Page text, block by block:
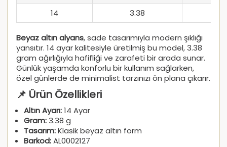
14
3.38
Beyaz altın alyans, sade tasarımıyla modern şıklığı
yansıtır. 14 ayar kalitesiyle üretilmiş bu model, 3.38
gram ağırlığıyla hafifliği ve zarafeti bir arada sunar.
Günlük yaşamda konforlu bir kullanım sağlarken,
özel günlerde de minimalist tarzınızı ön plana çıkarır.
📌 Ürün Özellikleri
Altın Ayarı:14 Ayar
Gram:3.38 g
Tasarım:Klasik beyaz altın form
Barkod:AL0002127